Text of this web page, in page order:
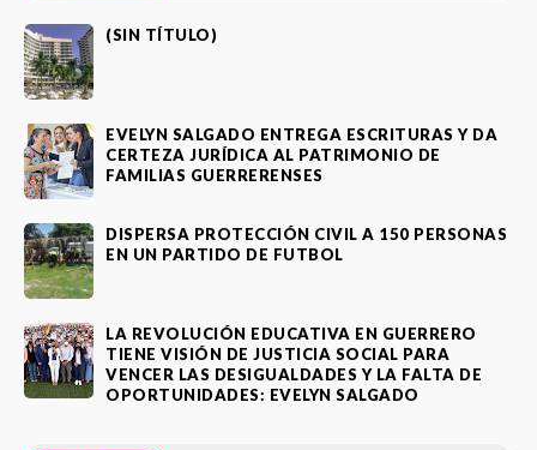
(SIN TÍTULO)
EVELYN SALGADO ENTREGA ESCRITURAS Y DA
CERTEZA JURÍDICA AL PATRIMONIO DE
FAMILIAS GUERRERENSES
DISPERSA PROTECCIÓN CIVIL A 150 PERSONAS
EN UN PARTIDO DE FUTBOL
LA REVOLUCIÓN EDUCATIVA EN GUERRERO
TIENE VISIÓN DE JUSTICIA SOCIAL PARA
VENCER LAS DESIGUALDADES Y LA FALTA DE
OPORTUNIDADES: EVELYN SALGADO